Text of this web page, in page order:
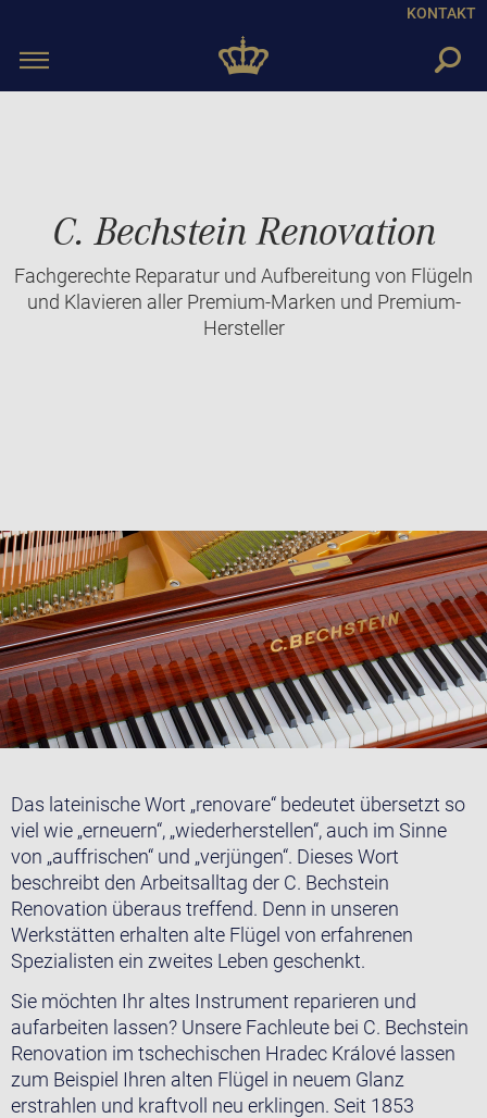
KONTAKT
Toggle
C. Bechstein Renovation
Fachgerechte Reparatur und Aufbereitung von Flügeln
und Klavieren aller Premium-Marken und Premium-
Hersteller
Das lateinische Wort „renovare“ bedeutet übersetzt so
viel wie „erneuern“, „wiederherstellen“, auch im Sinne
von „auffrischen“ und „verjüngen“. Dieses Wort
beschreibt den Arbeitsalltag der C. Bechstein
Renovation überaus treffend. Denn in unseren
Werkstätten erhalten alte Flügel von erfahrenen
Spezialisten ein zweites Leben geschenkt.
Sie möchten Ihr altes Instrument reparieren und
aufarbeiten lassen? Unsere Fachleute bei C. Bechstein
Renovation im tschechischen Hradec Králové lassen
zum Beispiel Ihren alten Flügel in neuem Glanz
erstrahlen und kraftvoll neu erklingen. Seit 1853